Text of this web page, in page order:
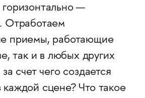
горизонтально —
Отработаем
приемы, работающие
так и в любых других
счет чего создается
сцене? Что такое